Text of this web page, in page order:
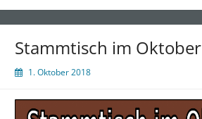
Stammtisch im Oktober
1. Oktober 2018